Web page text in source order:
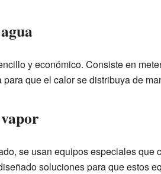
y económico. Consiste en
que el calor se distribuya de
se usan equipos especiales
soluciones para que estos